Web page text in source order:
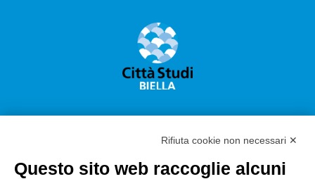
Città Studi S.p.A.
Rifiuta cookie non necessari ✕
Questo sito web raccoglie alcuni